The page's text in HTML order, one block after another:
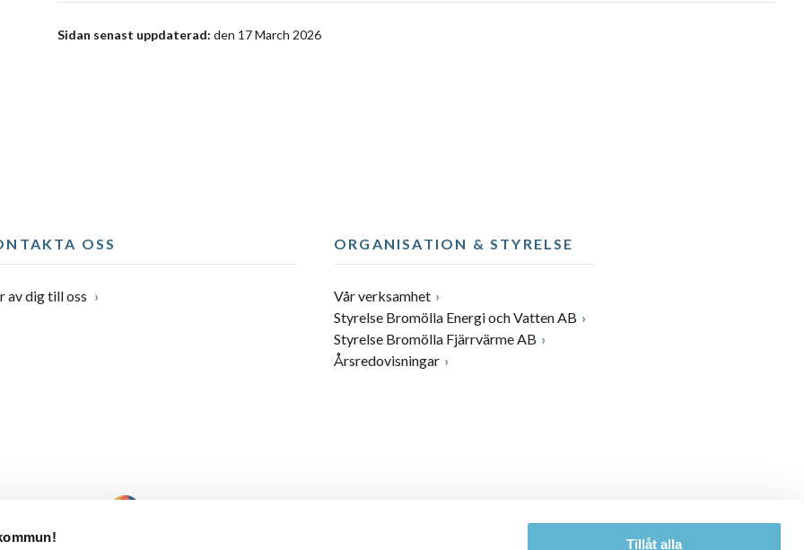
Tillåt alla
Sidan senast uppdaterad: den 17 March 2026
OSS
av dig till oss
ORGANISATION & STYRELSE
Vår verksamhet
Styrelse Bromölla Energi och Vatten AB
Styrelse Bromölla Fjärrvärme AB
Årsredovisningar